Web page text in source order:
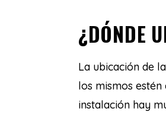
¿DÓNDE
La ubicación de
los mismos
instalación hay